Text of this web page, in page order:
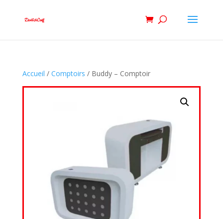
Accueil / Comptoirs / Buddy – Comptoir